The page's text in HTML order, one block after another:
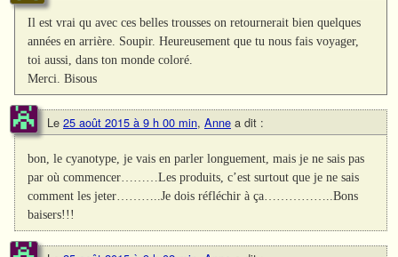
Il est vrai qu avec ces belles trousses on retournerait bien quelques
années en arrière. Soupir. Heureusement que tu nous fais voyager,
toi aussi, dans ton monde coloré.
Merci. Bisous
Le 25 août 2015 à 9 h 00 min, Anne a dit :
bon, le cyanotype, je vais en parler longuement, mais je ne sais pas
par où commencer………Les produits, c’est surtout que je ne sais
comment les jeter………..Je dois réfléchir à ça……………..Bons
baisers!!!